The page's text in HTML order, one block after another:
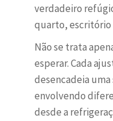
verdadeiro
quarto, escritório
Não se trata
esperar. Cada
desencadeia
envolvendo
desde a